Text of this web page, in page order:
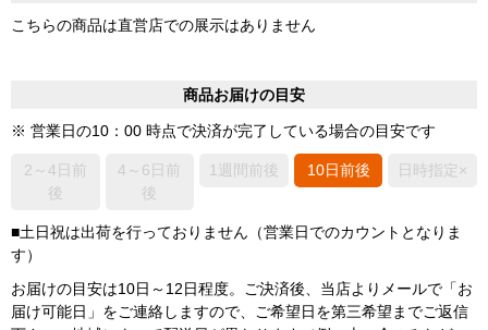
こちらの商品は直営店での展示はありません
商品お届けの目安
※ 営業日の10：00 時点で決済が完了している場合の目安です
2～4日前
後
4～6日前
後
1週間前後 10日前後 日時指定×
■土日祝は出荷を行っておりません（営業日でのカウントとなりま
す）
お届けの目安は10日～12日程度。ご決済後、当店よりメールで「お
届け可能日」をご連絡しますので、ご希望日を第三希望までご返信